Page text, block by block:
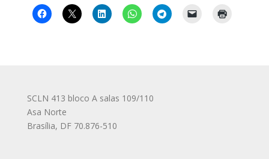
SCLN 413 bloco A salas 109/110
Asa Norte
Brasília, DF 70.876-510